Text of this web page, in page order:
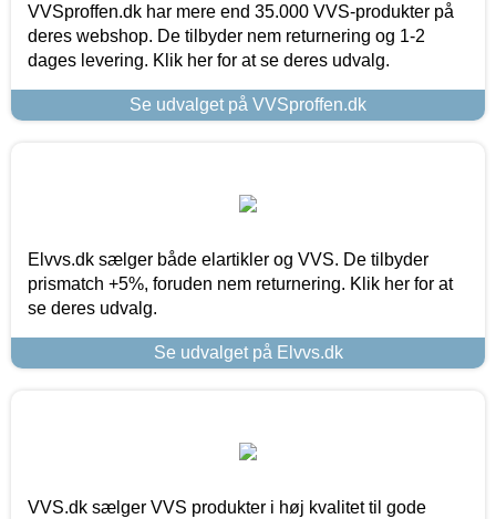
VVSproffen.dk har mere end 35.000 VVS-produkter på
deres webshop. De tilbyder nem returnering og 1-2
dages levering. Klik her for at se deres udvalg.
Se udvalget på VVSproffen.dk
Elvvs.dk sælger både elartikler og VVS. De tilbyder
prismatch +5%, foruden nem returnering. Klik her for at
se deres udvalg.
Se udvalget på Elvvs.dk
VVS.dk sælger VVS produkter i høj kvalitet til gode